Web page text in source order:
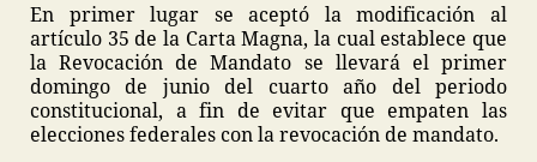
En primer lugar se aceptó la modificación al
artículo 35 de la Carta Magna, la cual establece que
la Revocación de Mandato se llevará el primer
domingo de junio del cuarto año del periodo
constitucional, a fin de evitar que empaten las
elecciones federales con la revocación de mandato.